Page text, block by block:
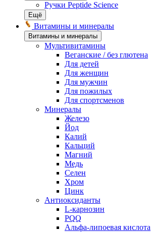
Ручки Peptide Science
Ещё
Витамины и минералы
Витамины и минералы
Мультивитамины
Веганские / без глютена
Для детей
Для женщин
Для мужчин
Для пожилых
Для спортсменов
Минералы
Железо
Йод
Калий
Кальций
Магний
Медь
Селен
Хром
Цинк
Антиоксиданты
L-карнозин
PQQ
Альфа-липоевая кислота